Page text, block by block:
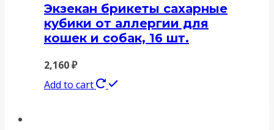
Экзекан брикеты сахарные
кубики от аллергии для
кошек и собак, 16 шт.
2,160₽
Add to cart